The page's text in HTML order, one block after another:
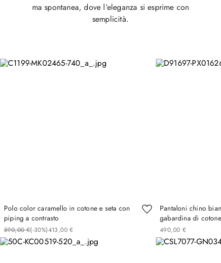
ma spontanea, dove l’eleganza si esprime con
semplicità.
Polo color caramello in cotone e seta con
piping a contrasto
590,00 €(-30%)413,00 €
Pantaloni chino
gabardina di
490,00 €